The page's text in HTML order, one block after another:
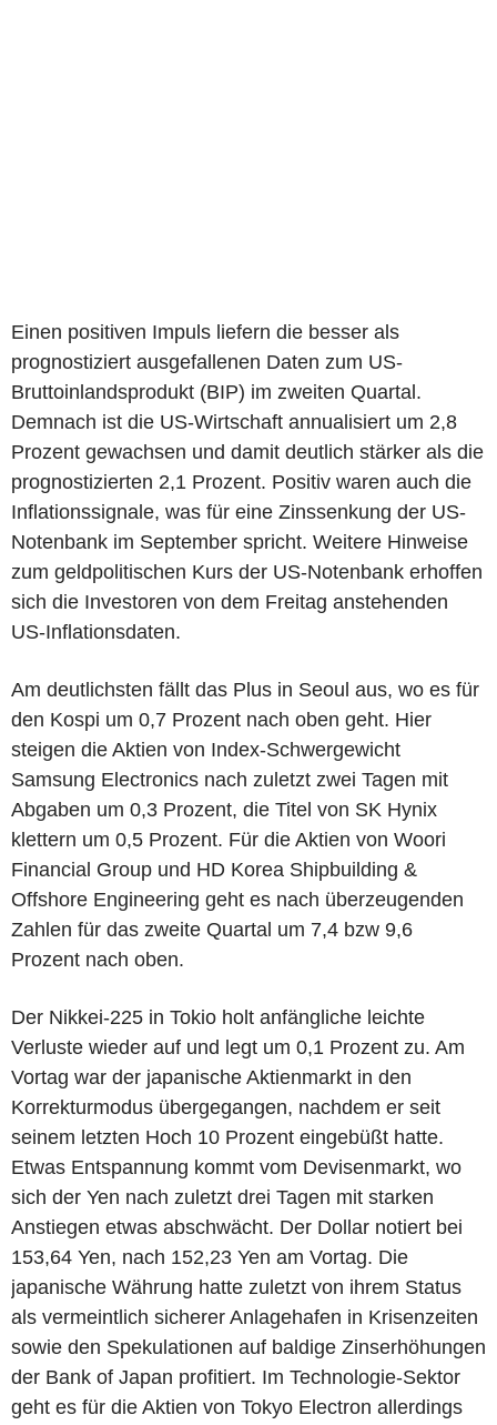
Einen positiven Impuls liefern die besser als
prognostiziert ausgefallenen Daten zum US-
Bruttoinlandsprodukt (BIP) im zweiten Quartal.
Demnach ist die US-Wirtschaft annualisiert um 2,8
Prozent gewachsen und damit deutlich stärker als die
prognostizierten 2,1 Prozent. Positiv waren auch die
Inflationssignale, was für eine Zinssenkung der US-
Notenbank im September spricht. Weitere Hinweise
zum geldpolitischen Kurs der US-Notenbank erhoffen
sich die Investoren von dem Freitag anstehenden
US-Inflationsdaten.
Am deutlichsten fällt das Plus in Seoul aus, wo es für
den Kospi um 0,7 Prozent nach oben geht. Hier
steigen die Aktien von Index-Schwergewicht
Samsung Electronics nach zuletzt zwei Tagen mit
Abgaben um 0,3 Prozent, die Titel von SK Hynix
klettern um 0,5 Prozent. Für die Aktien von Woori
Financial Group und HD Korea Shipbuilding &
Offshore Engineering geht es nach überzeugenden
Zahlen für das zweite Quartal um 7,4 bzw 9,6
Prozent nach oben.
Der Nikkei-225 in Tokio holt anfängliche leichte
Verluste wieder auf und legt um 0,1 Prozent zu. Am
Vortag war der japanische Aktienmarkt in den
Korrekturmodus übergegangen, nachdem er seit
seinem letzten Hoch 10 Prozent eingebüßt hatte.
Etwas Entspannung kommt vom Devisenmarkt, wo
sich der Yen nach zuletzt drei Tagen mit starken
Anstiegen etwas abschwächt. Der Dollar notiert bei
153,64 Yen, nach 152,23 Yen am Vortag. Die
japanische Währung hatte zuletzt von ihrem Status
als vermeintlich sicherer Anlagehafen in Krisenzeiten
sowie den Spekulationen auf baldige Zinserhöhungen
der Bank of Japan profitiert. Im Technologie-Sektor
geht es für die Aktien von Tokyo Electron allerdings